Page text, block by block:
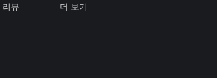
리뷰 더 보기